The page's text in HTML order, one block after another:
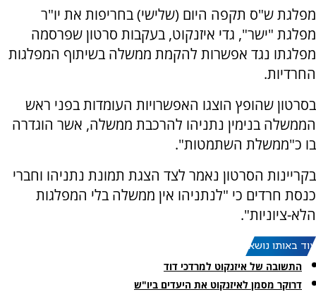
מפלגת ש"ס תקפה היום (שלישי) בחריפות את יו"ר
מפלגת "ישר", גדי איזנקוט, בעקבות סרטון שפרסמה
מפלגתו נגד אפשרות להקמת ממשלה בשיתוף המפלגות
החרדיות.
בסרטון שהופץ הוצגו האפשרויות העומדות בפני ראש
הממשלה בנימין נתניהו להרכבת ממשלה, אשר הוגדרה
בו כ"ממשלת השתמטות".
בקריינות הסרטון נאמר לצד הצגת תמונת נתניהו וחברי
כנסת חרדים כי "לנתניהו אין ממשלה בלי המפלגות
הלא-ציוניות".
עוד באותו נושא:
התשובה של איזנקוט למרדכי דוד
דרוקר מסמן לאיזנקוט את היעדים ביו"ש